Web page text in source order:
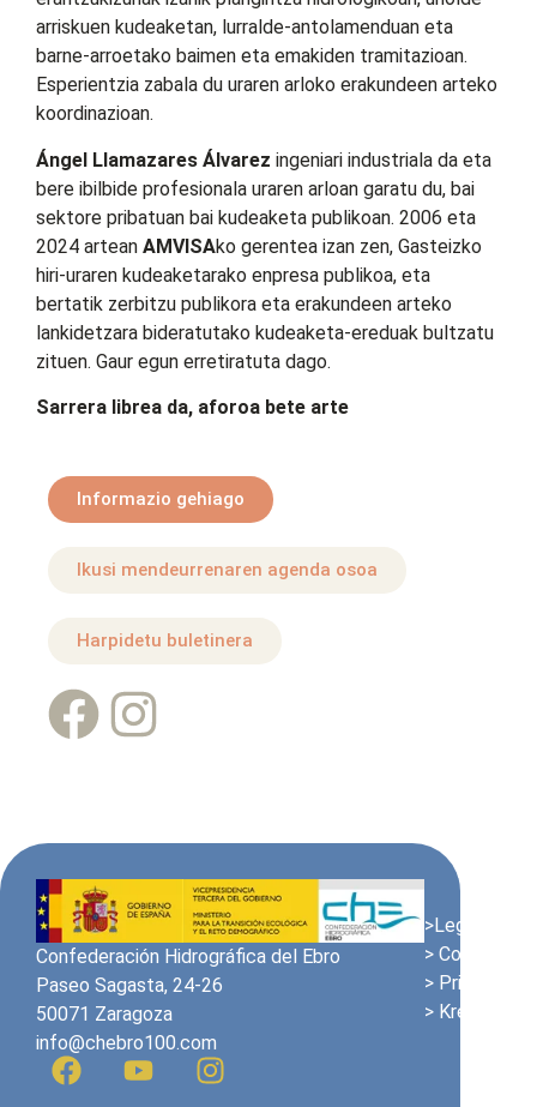
arriskuen kudeaketan, lurralde-antolamenduan eta
barne-arroetako baimen eta emakiden tramitazioan.
Esperientzia zabala du uraren arloko erakundeen arteko
koordinazioan.
Ángel Llamazares Álvarez ingeniari industriala da eta
bere ibilbide profesionala uraren arloan garatu du, bai
sektore pribatuan bai kudeaketa publikoan. 2006 eta
2024 artean AMVISAko gerentea izan zen, Gasteizko
hiri-uraren kudeaketarako enpresa publikoa, eta
bertatik zerbitzu publikora eta erakundeen arteko
lankidetzara bideratutako kudeaketa-ereduak bultzatu
zituen. Gaur egun erretiratuta dago.
Sarrera librea da, aforoa bete arte
Informazio gehiago
Ikusi mendeurrenaren agenda osoa
Harpidetu buletinera
Confederación Hidrográfica del Ebro
Paseo Sagasta, 24-26
50071 Zaragoza
info@chebro100.com
>Lege Oharra
> Cookien
>
> Kredituak